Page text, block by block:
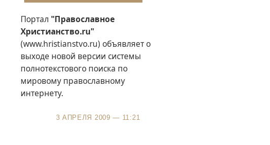
Портал "Православное
Христианство.ru"
(www.hristianstvo.ru) объявляет о
выходе новой версии системы
полнотекстового поиска по
мировому православному
интернету.
3 АПРЕЛЯ 2009 — 11:21